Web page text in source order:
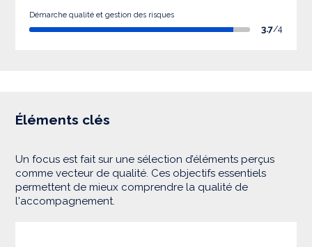
Démarche qualité et gestion des risques
3.7/4
Éléments clés
Un focus est fait sur une sélection d’éléments perçus
comme vecteur de qualité. Ces objectifs essentiels
permettent de mieux comprendre la qualité de
l'accompagnement.